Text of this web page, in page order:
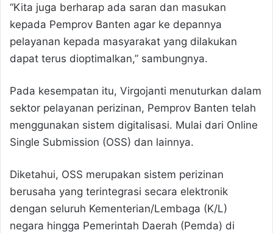
“Kita juga berharap ada saran dan masukan
kepada Pemprov Banten agar ke depannya
pelayanan kepada masyarakat yang dilakukan
dapat terus dioptimalkan,” sambungnya.
Pada kesempatan itu, Virgojanti menuturkan dalam
sektor pelayanan perizinan, Pemprov Banten telah
menggunakan sistem digitalisasi. Mulai dari Online
Single Submission (OSS) dan lainnya.
Diketahui, OSS merupakan sistem perizinan
berusaha yang terintegrasi secara elektronik
dengan seluruh Kementerian/Lembaga (K/L)
negara hingga Pemerintah Daerah (Pemda) di